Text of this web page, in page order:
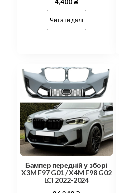
4,400₴
Читати далі
Бампер передній у зборі
X3M F97 G01 / X4M F98 G02
LCI 2022-2024